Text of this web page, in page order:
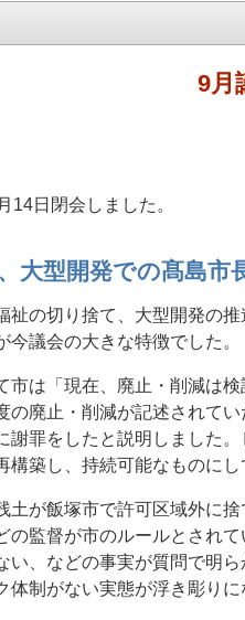
9月
14日閉会しました。
大型開発での髙島市
祉の切り捨て、大型開発の
今議会の大きな特徴でした。
市は「現在、廃止・削減は
の廃止・削減が記述されてい
謝罪をしたと説明しました
構築し、持続可能なものに
土が飯塚市で許可区域外に
の監督が市のルールとされ
い、などの事実が質問で明
体制がない実態が浮き彫り